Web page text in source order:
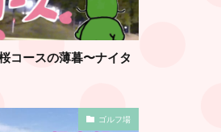
コースの薄暮〜ナイタ
ゴルフ場